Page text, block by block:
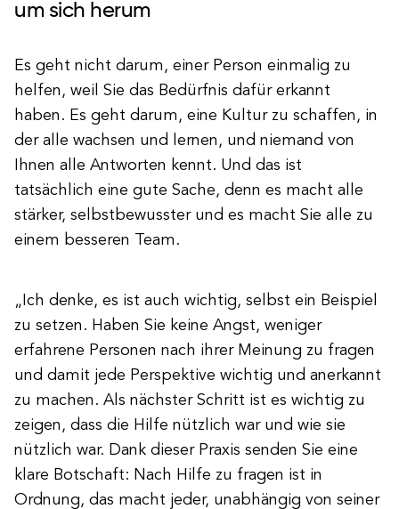
um sich herum
Es geht nicht darum, einer Person einmalig zu
helfen, weil Sie das Bedürfnis dafür erkannt
haben. Es geht darum, eine Kultur zu schaffen, in
der alle wachsen und lernen, und niemand von
Ihnen alle Antworten kennt. Und das ist
tatsächlich eine gute Sache, denn es macht alle
stärker, selbstbewusster und es macht Sie alle zu
einem besseren Team.
„Ich denke, es ist auch wichtig, selbst ein Beispiel
zu setzen. Haben Sie keine Angst, weniger
erfahrene Personen nach ihrer Meinung zu fragen
und damit jede Perspektive wichtig und anerkannt
zu machen. Als nächster Schritt ist es wichtig zu
zeigen, dass die Hilfe nützlich war und wie sie
nützlich war. Dank dieser Praxis senden Sie eine
klare Botschaft: Nach Hilfe zu fragen ist in
Ordnung, das macht jeder, unabhängig von seiner